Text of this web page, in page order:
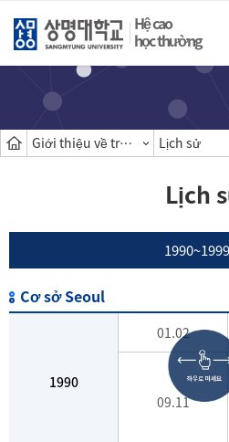
Hệ cao
học thường
Giới thiệu về trường cao học Lịch sử
Lịch
1990~1999
Cơ sở Seoul
1990
01.02
09.11